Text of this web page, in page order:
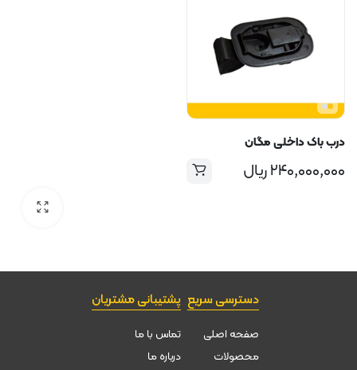
درب باک داخلی مگان
۲۴۰,۰۰۰,۰۰۰ریال
دسترسی سریع
صفحه اصلی
محصولات
پشتیبانی مشتریان
تماس با ما
درباره ما